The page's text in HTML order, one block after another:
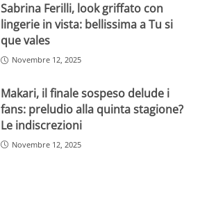
Sabrina Ferilli, look griffato con
lingerie in vista: bellissima a Tu si
que vales
Novembre 12, 2025
Makari, il finale sospeso delude i
fans: preludio alla quinta stagione?
Le indiscrezioni
Novembre 12, 2025